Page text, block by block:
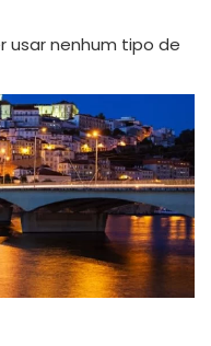
usar nenhum tipo de